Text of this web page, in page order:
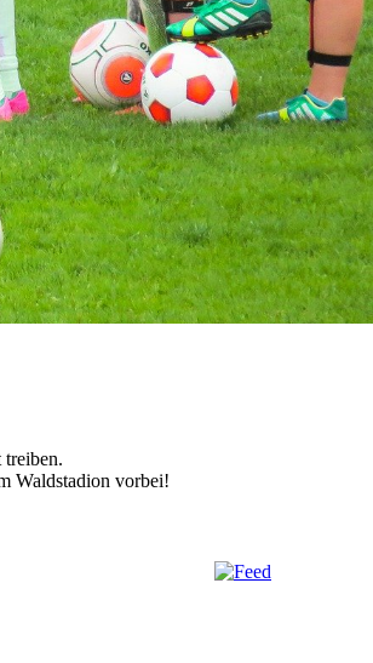
Waldstadion vorbei!